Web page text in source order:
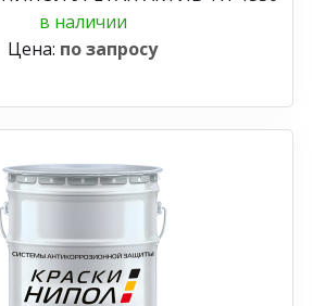
в наличии
Цена: по запросу